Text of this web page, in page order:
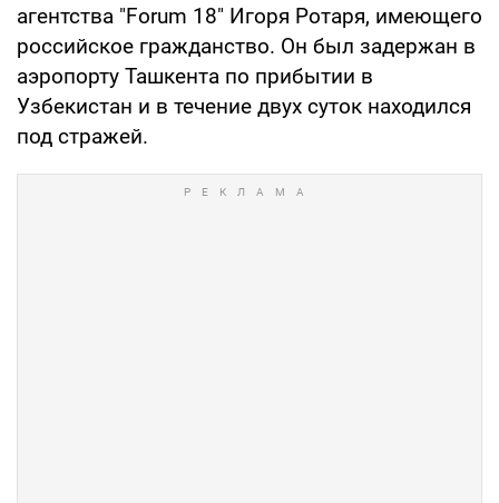
агентства "Forum 18" Игоря Ротаря, имеющего
российское гражданство. Он был задержан в
аэропорту Ташкента по прибытии в
Узбекистан и в течение двух суток находился
под стражей.